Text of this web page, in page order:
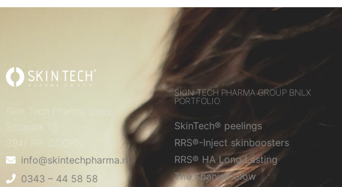
Skin Tech Pharma Group
Sitiopark 13
3941 PP DOORN
info@skintechpharma.nl
0343 – 44 58 58
SKIN TECH PHARMA GROUP BNLX
PORTFOLIO
SkinTech® peelings
RRS®-Inject skinboosters
RRS® HA Long Lasting
The Spanish Glow